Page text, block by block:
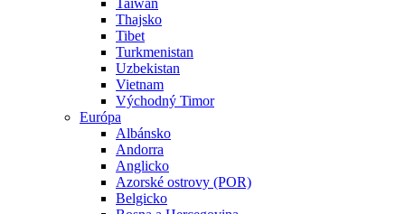
Taiwan
Thajsko
Tibet
Turkmenistan
Uzbekistan
Vietnam
Východný Timor
Európa
Albánsko
Andorra
Anglicko
Azorské ostrovy (POR)
Belgicko